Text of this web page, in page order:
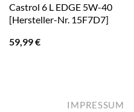
Castrol 6 L EDGE 5W-40
[Hersteller-Nr. 15F7D7]
59,99€
IMPRESSUM